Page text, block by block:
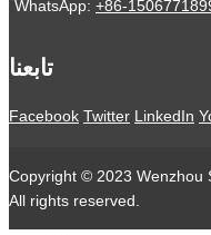
WhatsApp: +86-
تابعنا
Facebook Twitter LinkedIn
Copyright © 2023 Wenzhou
All rights reserved.